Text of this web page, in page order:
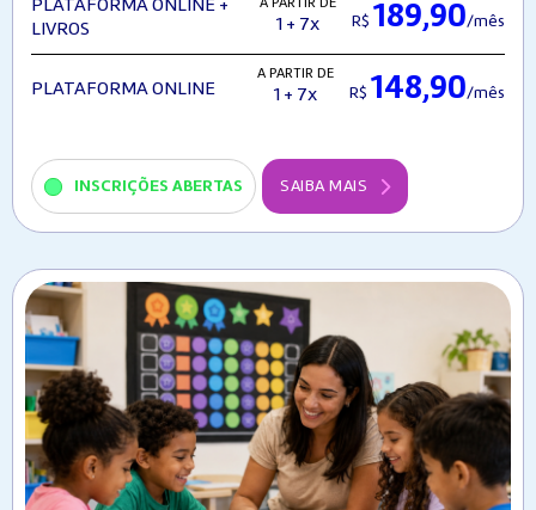
PLATAFORMA ONLINE +
LIVROS
A PARTIR DE
1 + 7x R$ 189,90/mês
PLATAFORMA ONLINE
A PARTIR DE
1 + 7x R$ 148,90/mês
INSCRIÇÕES ABERTAS SAIBA MAIS